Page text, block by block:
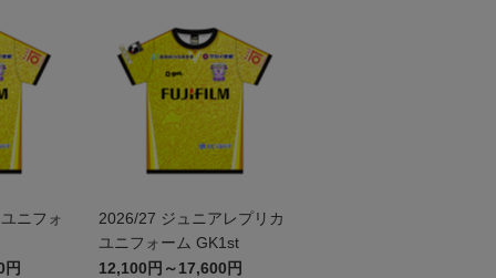
円
2026/27 ジュニアレプリカ
ユニフォーム GK1st
12,100円～17,600円